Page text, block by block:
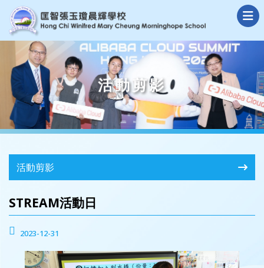
活動剪影
活動剪影
STREAM活動日
2023-12-31